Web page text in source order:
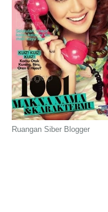
Ruangan Siber Blogger